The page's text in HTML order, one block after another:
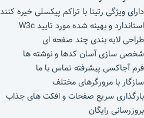
دارای ویژگی رتینا با تراکم پیکسلی خیره
استاندارد و بهینه شده مورد تایید W3c
طراحی لایه بندی چند صفحه ای
شخصی سازی آسان کدها و نوشته ها
فرم آجاکسی پیشرفته تماس با ما
سازگار با مرورگرهای مختلف
بارگذاری سریع صفحات و افکت های جذاب
بروزرسانی رایگان